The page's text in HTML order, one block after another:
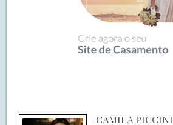
CAMILA PICCINI